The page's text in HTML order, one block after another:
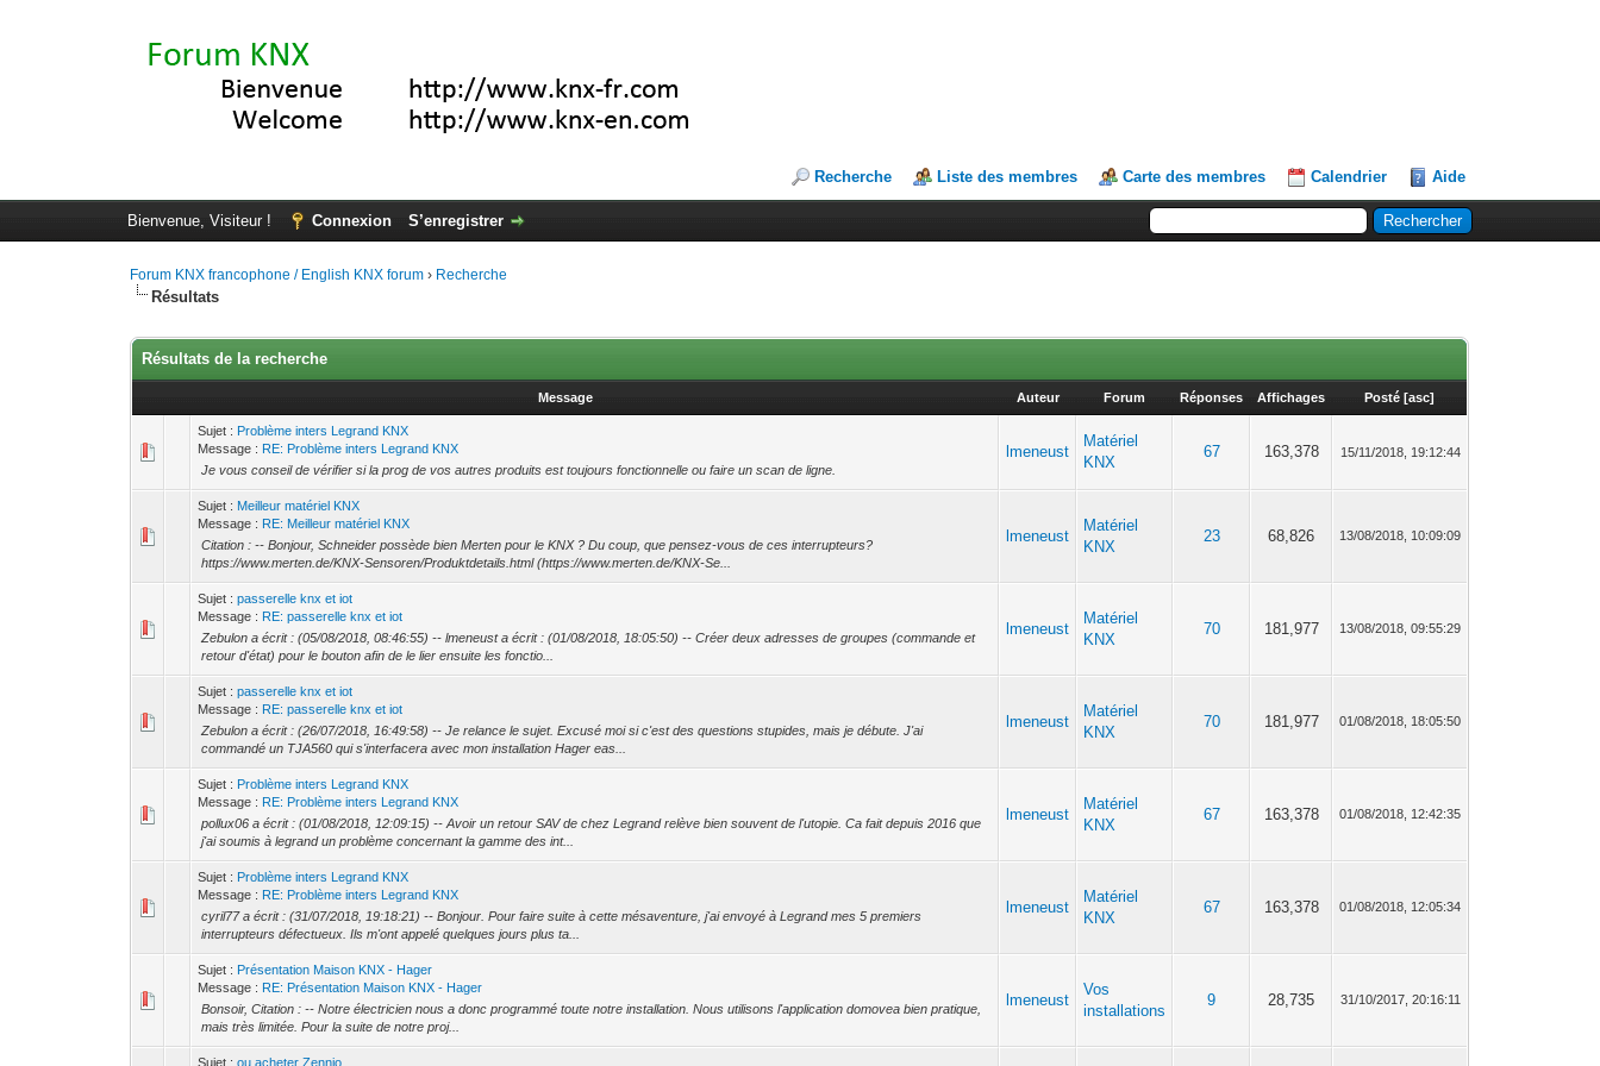
Recherche Liste des membres Carte des membres Calendrier Aide
Bienvenue, Visiteur ! Connexion S’enregistrer
Forum KNX francophone / English KNX forum › Recherche
Résultats
Résultats de la recherche
Message Auteur Forum Réponses Affichages Posté [asc]
Sujet : Problème inters Legrand KNX
Message : RE: Problème inters Legrand KNX
Je vous conseil de vérifier si la prog de vos autres produits est toujours fonctionnelle ou faire un scan de ligne.
lmeneust
Matériel
KNX
67 163,378 15/11/2018, 19:12:44
Sujet : Meilleur matériel KNX
Message : RE: Meilleur matériel KNX
Citation : -- Bonjour, Schneider possède bien Merten pour le KNX ? Du coup, que pensez-vous de ces interrupteurs?
https://www.merten.de/KNX-Sensoren/Produktdetails.html (https://www.merten.de/KNX-Se...
lmeneust
Matériel
KNX
23 68,826 13/08/2018, 10:09:09
Sujet :passerelle knx et iot
Message : RE: passerelle knx et iot
Zebulon a écrit : (05/08/2018, 08:46:55) -- lmeneust a écrit : (01/08/2018, 18:05:50) -- Créer deux adresses de groupes (commande et
retour d'état) pour le bouton afin de le lier ensuite les fonctio...
lmeneust
Matériel
KNX
70 181,977 13/08/2018, 09:55:29
Sujet :passerelle knx et iot
Message : RE: passerelle knx et iot
Zebulon a écrit : (26/07/2018, 16:49:58) -- Je relance le sujet. Excusé moi si c'est des questions stupides, mais je débute. J'ai
commandé un TJA560 qui s'interfacera avec mon installation Hager eas...
lmeneust
Matériel
KNX
70 181,977 01/08/2018, 18:05:50
Sujet : Problème inters Legrand KNX
Message : RE: Problème inters Legrand KNX
pollux06 a écrit : (01/08/2018, 12:09:15) -- Avoir un retour SAV de chez Legrand relève bien souvent de l'utopie. Ca fait depuis 2016 que
j'ai soumis à legrand un problème concernant la gamme des int...
lmeneust
Matériel
KNX
67 163,378 01/08/2018, 12:42:35
Sujet : Problème inters Legrand KNX
Message : RE: Problème inters Legrand KNX
cyril77 a écrit : (31/07/2018, 19:18:21) -- Bonjour. Pour faire suite à cette mésaventure, j'ai envoyé à Legrand mes 5 premiers
interrupteurs défectueux. Ils m'ont appelé quelques jours plus ta...
lmeneust
Matériel
KNX
67 163,378 01/08/2018, 12:05:34
Sujet : Présentation Maison KNX - Hager
Message : RE: Présentation Maison KNX - Hager
Bonsoir, Citation : -- Notre électricien nous a donc programmé toute notre installation. Nous utilisons l'application domovea bien pratique,
mais très limitée. Pour la suite de notre proj...
lmeneust
Vos
installations
9 28,735 31/10/2017, 20:16:11
Sujet :ou acheter Zennio